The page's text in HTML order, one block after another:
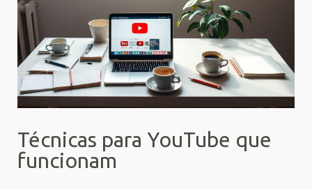
Técnicas para YouTube que
funcionam